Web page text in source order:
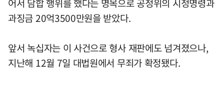
어서 담합 행위를 했다는 명목으로 공정위의 시정명령과
과징금 20억3500만원을 받았다.
앞서 녹십자는 이 사건으로 형사 재판에도 넘겨졌으나,
지난해 12월 7일 대법원에서 무죄가 확정됐다.